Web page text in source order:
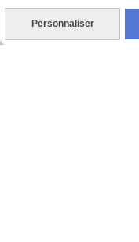
Personnaliser